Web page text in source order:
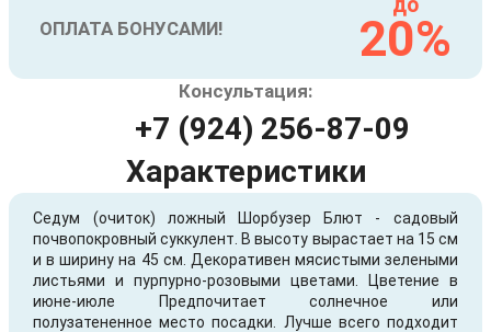
ОПЛАТА БОНУСАМИ! 20%
Консультация:
+7 (924) 256-87-09
Характеристики
Седум (очиток) ложный Шорбузер Блют - садовый
почвопокровный суккулент. В высоту вырастает на 15 см
и в ширину на 45 см. Декоративен мясистыми зелеными
листьями и пурпурно-розовыми цветами. Цветение в
июне-июле Предпочитает солнечное или
полузатененное место посадки. Лучше всего подходит